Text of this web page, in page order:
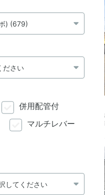
併用配管付
マルチレバー